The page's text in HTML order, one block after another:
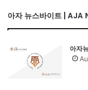
아자 뉴스바이트 |
아자